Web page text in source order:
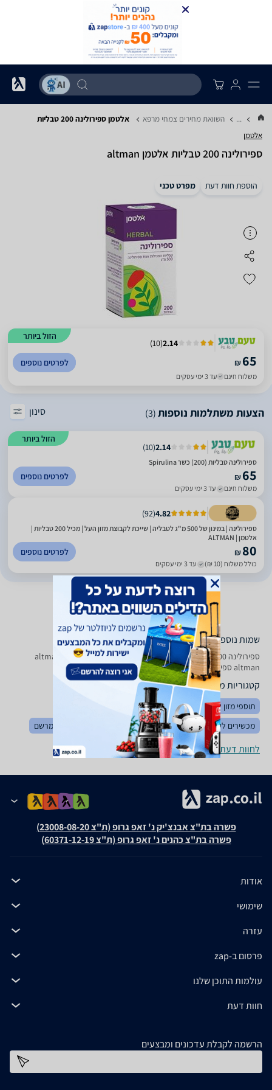
... השוואת מחירים צמחי מרפא אלטמן ספירולינה 200 טבליות
אלטמן
ספירולינה 200 טבליות ‏אלטמן altman
הוספת חוות דעת מפרט טכני
הזול ביותר
2.14
(
10
)
₪65
משלוח חינם עד 3 ימי עסקים
לפרטים נוספים
הצעות משתלמות נוספות(3) סינון
הזול ביותר
2.14
(
10
)
ספירולינה טבליות (200) כשר Spirulina
₪65
משלוח חינם עד 3 ימי עסקים
לפרטים נוספים
4.82
(
92
)
ספירולינה | במינון של 500 מ"ג לטבליה | שייכת לקבוצת מזון העל | מכיל 200 טבליות |
אלטמן | ALTMAN
₪80
כולל משלוח (10 ₪) עד 3 ימי עסקים
לפרטים נוספים
שמות נוספים לדגם
ספירולינה 200 טבליות ‏אלטמן altman, ספירולינה 200 טבליות altman ,
altman ספירולינה 200 טבליות
קטגוריות משלימות
תוספי מזון לספורטאים מינרלים
מולטי ויטמינים
מכשירים לשיכוך כאבים
ויטמינים תוספי תזונה ותרופות ללא מרשם
לחוות דעת ופרטי החנויות
פשרה בת"צ אבנצ'יק נ' זאפ גרופ (ת"צ 23008-08-20)
פשרה בת"צ כהנים נ' זאפ גרופ (ת"צ 60371-12-19)
אודות
שימושי
עזרה
פרסום ב-zap
עולמות התוכן שלנו
חוות דעת
הרשמה לקבלת עדכונים ומבצעים